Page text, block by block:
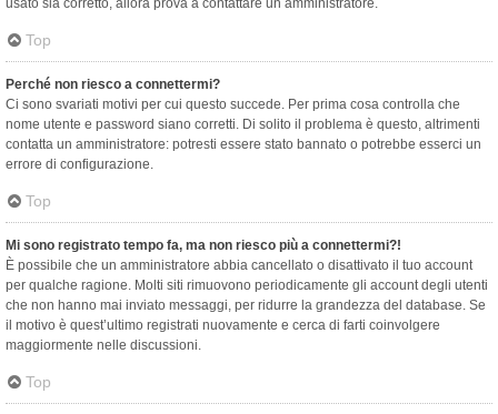
usato sia corretto, allora prova a contattare un amministratore.
Top
Perché non riesco a connettermi?
Ci sono svariati motivi per cui questo succede. Per prima cosa controlla che
nome utente e password siano corretti. Di solito il problema è questo, altrimenti
contatta un amministratore: potresti essere stato bannato o potrebbe esserci un
errore di configurazione.
Top
Mi sono registrato tempo fa, ma non riesco più a connettermi?!
È possibile che un amministratore abbia cancellato o disattivato il tuo account
per qualche ragione. Molti siti rimuovono periodicamente gli account degli utenti
che non hanno mai inviato messaggi, per ridurre la grandezza del database. Se
il motivo è quest’ultimo registrati nuovamente e cerca di farti coinvolgere
maggiormente nelle discussioni.
Top